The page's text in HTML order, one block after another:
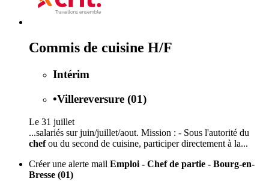
Commis de cuisine H/F
Intérim
•Villereversure (01)
Le 31 juillet
...salariés sur juin/juillet/aout. Mission : - Sous l'autorité du
chefou du second de cuisine, participer directement à la...
Créer une alerte mail Emploi - Chef de partie - Bourg-en-
Bresse (01)